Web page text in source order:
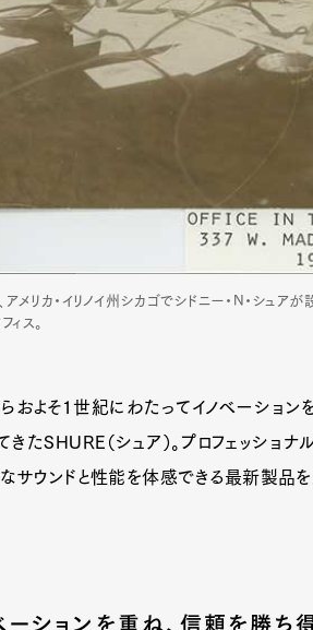
メリカ・イリノイ州シカゴでシドニー・N・シュ
ィス。
およそ1世紀にわたってイノベーション
きたSHURE（シュア）。プロフェッシ
サウンドと性能を体感できる最新製品を
ーションを重ね、信頼を勝ち